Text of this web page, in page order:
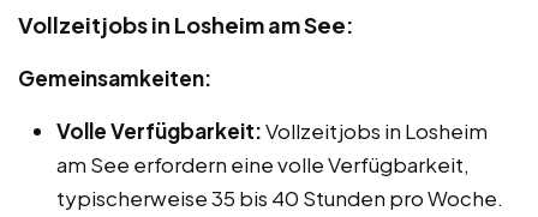
Vollzeitjobs in Losheim am See:
Gemeinsamkeiten:
Volle Verfügbarkeit:Vollzeitjobs in Losheim
am See erfordern eine volle Verfügbarkeit,
typischerweise 35 bis 40 Stunden pro Woche.